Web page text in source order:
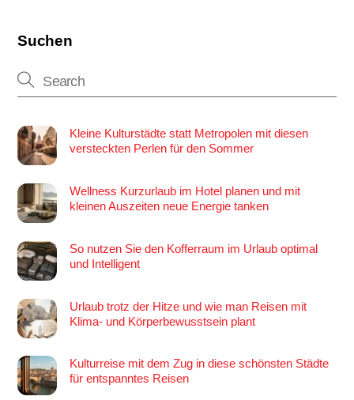
Suchen
Kleine Kulturstädte statt Metropolen mit diesen
versteckten Perlen für den Sommer
Wellness Kurzurlaub im Hotel planen und mit
kleinen Auszeiten neue Energie tanken
So nutzen Sie den Kofferraum im Urlaub optimal
und Intelligent
Urlaub trotz der Hitze und wie man Reisen mit
Klima- und Körperbewusstsein plant
Kulturreise mit dem Zug in diese schönsten Städte
für entspanntes Reisen